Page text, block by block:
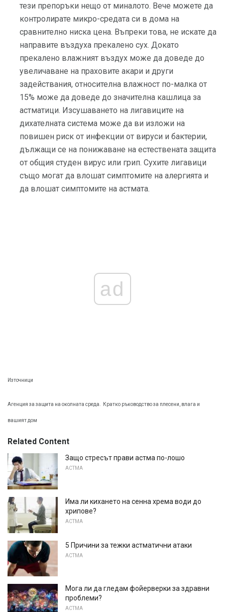
тези препоръки нещо от миналото. Вече можете да
контролирате микро-средата си в дома на
сравнително ниска цена. Въпреки това, не искате да
направите въздуха прекалено сух. Докато
прекалено влажният въздух може да доведе до
увеличаване на праховите акари и други
задействания, относителна влажност по-малка от
15% може да доведе до значителна кашлица за
астматици. Изсушаването на лигавиците на
дихателната система може да ви изложи на
повишен риск от инфекции от вируси и бактерии,
дължащи се на понижаване на естествената защита
от общия студен вирус или грип. Сухите лигавици
също могат да влошат симптомите на алергията и
да влошат симптомите на астмата.
ad
Източници
Агенция за защита на околната среда. Кратко ръководство за плесени, влага и
вашият дом
Related Content
Защо стресът прави астма по-лошо
АСТМА
Има ли кихането на сенна хрема води до
хрипове?
АСТМА
5 Причини за тежки астматични атаки
АСТМА
Мога ли да гледам фойерверки за здравни
проблеми?
АСТМА